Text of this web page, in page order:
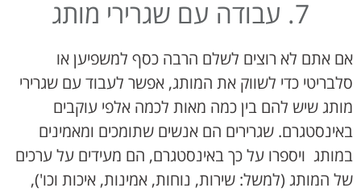
7. עבודה עם שגרירי מותג
אם אתם לא רוצים לשלם הרבה כסף למשפיען או
סלבריטי כדי לשווק את המותג, אפשר לעבוד עם שגרירי
מותג שיש להם בין כמה מאות לכמה אלפי עוקבים
באינסטגרם. שגרירים הם אנשים שתומכים ומאמינים
במותג ויספרו על כך באינסטגרם, הם מעידים על ערכים
של המותג (למשל: שירות, נוחות, אמינות, איכות וכו'),